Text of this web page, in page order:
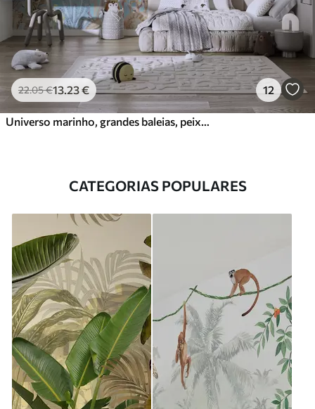
22.05€13.23€ 12
Universo marinho, grandes baleias, peixes e tartarugas
CATEGORIAS POPULARES